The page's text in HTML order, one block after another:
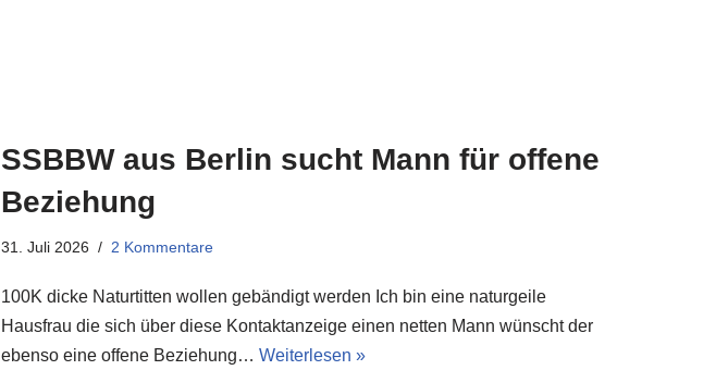
SSBBW aus Berlin sucht Mann für offene
Beziehung
31. Juli 2026 2 Kommentare
100K dicke Naturtitten wollen gebändigt werden Ich bin eine naturgeile
Hausfrau die sich über diese Kontaktanzeige einen netten Mann wünscht der
ebenso eine offene Beziehung… Weiterlesen »